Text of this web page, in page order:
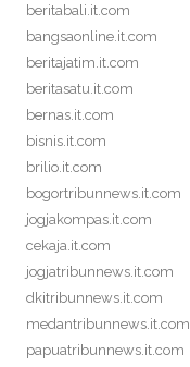
beritabali.it.com
bangsaonline.it.com
beritajatim.it.com
beritasatu.it.com
bernas.it.com
bisnis.it.com
brilio.it.com
bogortribunnews.it.com
jogjakompas.it.com
cekaja.it.com
jogjatribunnews.it.com
dkitribunnews.it.com
medantribunnews.it.com
papuatribunnews.it.com